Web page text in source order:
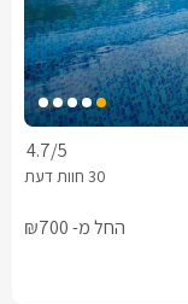
4.7/5
החל מ- ₪700